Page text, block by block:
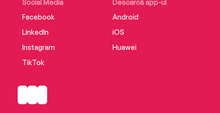
ISBN 9786069785591
Social Media
Facebook
LinkedIn
Instagram
TikTok
Descarcă app-ul
Android
iOS
Huawei